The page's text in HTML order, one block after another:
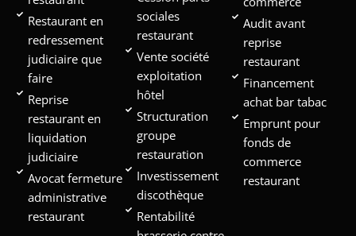
Restaurant en
redressement
judiciaire que
faire
Reprise
restaurant en
liquidation
judiciaire
Avocat fermeture
administrative
restaurant
sociales
restaurant
Vente société
exploitation
hôtel
Structuration
groupe
restauration
Investissement
discothèque
Rentabilité
Audit avant
reprise
restaurant
Financement
achat bar tabac
Emprunt pour
fonds de
commerce
restaurant